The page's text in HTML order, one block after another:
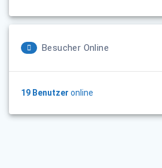
Besucher Online
19 Benutzer online